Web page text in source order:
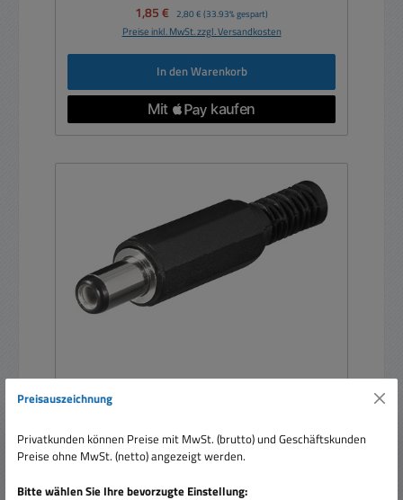
Verkaufspreis:
1,85 € Regulärer Preis:
2,80 € (33.93% gespart)
Preise inkl. MwSt. zzgl. Versandkosten
In den Warenkorb
Preisauszeichnung
Privatkunden können Preise mit MwSt. (brutto) und Geschäftskunden
Preise ohne MwSt. (netto) angezeigt werden.
Bitte wählen Sie Ihre bevorzugte Einstellung: